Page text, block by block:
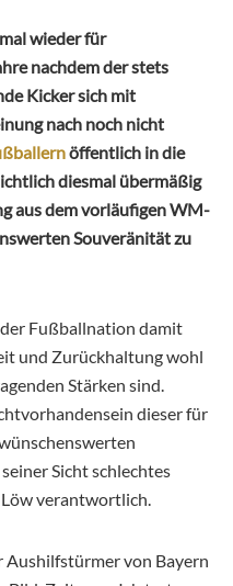
wieder für
nachdem der stets
Kicker sich mit
nach noch nicht
öffentlich in die
diesmal übermäßig
aus dem vorläufigen WM-
Souveränität zu
Fußballnation damit
und Zurückhaltung wohl
Stärken sind.
dieser für
Sicht schlechtes
verantwortlich.
von Bayern